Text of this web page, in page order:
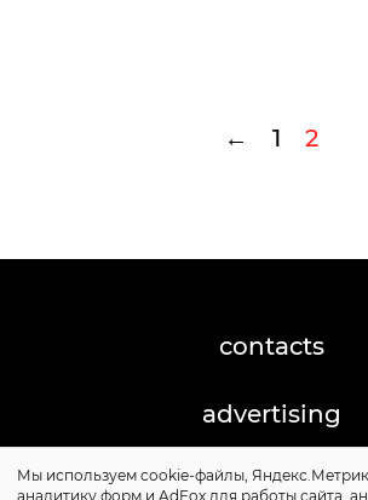
← 1 2
contacts
advertising
©2026 Posta-
Мы используем cookie-файлы,
аналитику форм и AdFox для работы сайта,